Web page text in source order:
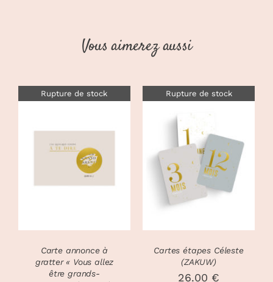
Vous aimerez aussi
Rupture de stock
DÉTAILS
Carte annonce à
gratter « Vous allez
être grands-
Rupture de stock
DÉTAILS
Cartes étapes Céleste
(ZAKUW)
26.00 €